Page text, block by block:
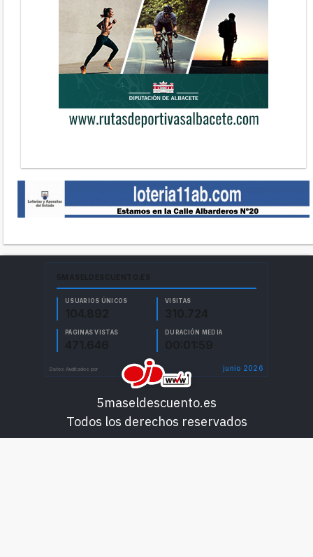
5maseldescuento.es
Todos los derechos reservados